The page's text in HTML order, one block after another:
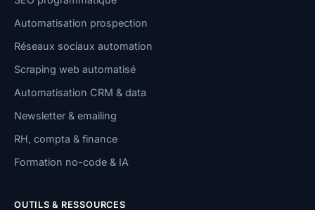
Automatisation prospection
Réseaux sociaux automation
Scraping web automatisé
Automatisation CRM & data
Newsletter & emailing
RH, compta & finance
Formation no-code & IA
OUTILS & RESSOURCES